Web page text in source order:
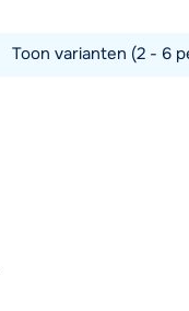
Toon varianten (2 - 6